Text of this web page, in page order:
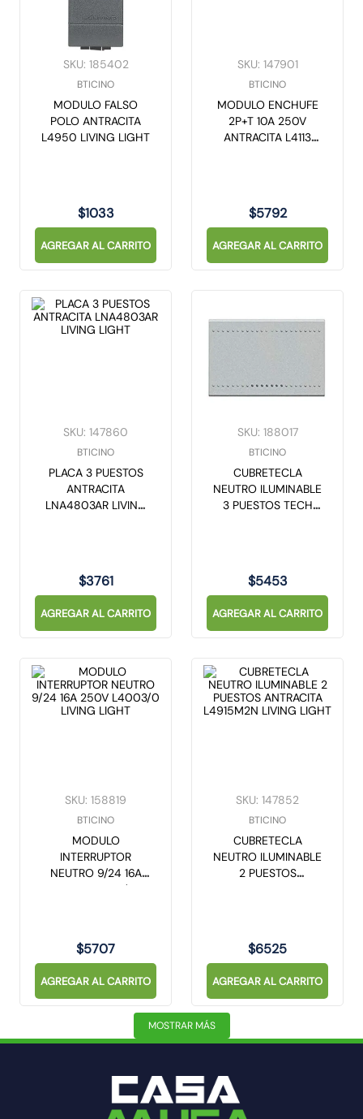
SKU: 185402
BTICINO
MODULO FALSO
POLO ANTRACITA
L4950 LIVING LIGHT
$1033
AGREGAR AL CARRITO
SKU: 147901
BTICINO
MODULO ENCHUFE
2P+T 10A 250V
ANTRACITA L4113
$5792
AGREGAR AL CARRITO
SKU: 147860
BTICINO
PLACA 3 PUESTOS
ANTRACITA
LNA4803AR LIVING
$3761
AGREGAR AL CARRITO
SKU: 188017
BTICINO
CUBRETECLA
NEUTRO ILUMINABLE
3 PUESTOS TECH
$5453
AGREGAR AL CARRITO
SKU: 158819
BTICINO
MODULO
INTERRUPTOR
NEUTRO 9/24 16A
250V L4003/0
$5707
AGREGAR AL CARRITO
SKU: 147852
BTICINO
CUBRETECLA
NEUTRO ILUMINABLE
2 PUESTOS
$6525
AGREGAR AL CARRITO
MOSTRAR MÁS